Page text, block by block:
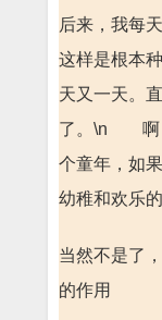
后来，我每
这样是根本
天又一天。
了。\n 啊，
个童年，如
幼稚和欢乐的
当然不是了
的作用